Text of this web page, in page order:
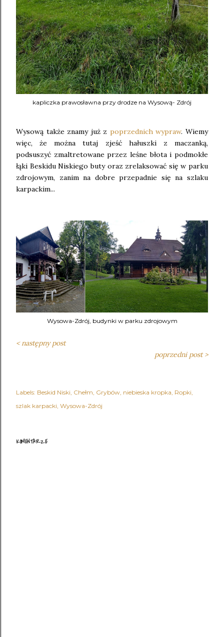
kapliczka prawosławna przy drodze na Wysową- Zdrój
Wysową także znamy już z poprzednich wypraw. Wiemy
więc, że można tutaj zjeść hałuszki z maczanką,
podsuszyć zmaltretowane przez leśne błota i podmokłe
łąki Beskidu Niskiego buty oraz zrelaksować się w parku
zdrojowym, zanim na dobre przepadnie się na szlaku
karpackim...
Wysowa-Zdrój, budynki w parku zdrojowym
< następny post
poprzedni post >
Labels: Beskid Niski Chełm Grybów niebieska kropka Ropki
szlak karpacki Wysowa-Zdrój
KOMENTARZE